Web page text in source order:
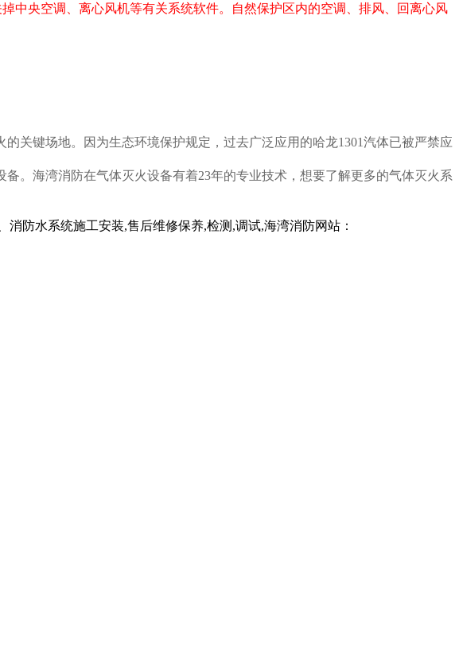
央空调、离心风机等有关系统软件。自然保护区内的空调、排风、回离心风
键场地。因为生态环境保护规定，过去广泛应用的哈龙1301汽体已被严禁应
。海湾消防在气体灭火设备有着23年的专业技术，想要了解更多的气体灭火系
防水系统施工安装,售后维修保养,检测,调试,海湾消防网站：